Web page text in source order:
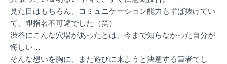
見た目はもちろん、コミュニケーション能力もずば抜けてい
て、即指名不可避でした（笑）
渋谷にこんな穴場があったとは、今まで知らなかった自分が
悔しい…
そんな想いを胸に、また遊びに来ようと決意する筆者でし